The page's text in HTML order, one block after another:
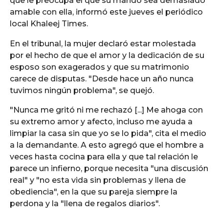
amable con ella, informó este jueves el periódico
local Khaleej Times.
En el tribunal, la mujer declaró estar molestada
por el hecho de que el amor y la dedicación de su
esposo son exagerados y que su matrimonio
carece de disputas. "Desde hace un año nunca
tuvimos ningún problema", se quejó.
"Nunca me gritó ni me rechazó [...] Me ahoga con
su extremo amor y afecto, incluso me ayuda a
limpiar la casa sin que yo se lo pida", cita el medio
a la demandante. A esto agregó que el hombre a
veces hasta cocina para ella y que tal relación le
parece un infierno, porque necesita "una discusión
real" y "no esta vida sin problemas y llena de
obediencia", en la que su pareja siempre la
perdona y la "llena de regalos diarios".